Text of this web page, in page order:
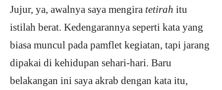
Jujur, ya, awalnya saya mengira tetirah itu
istilah berat. Kedengarannya seperti kata yang
biasa muncul pada pamflet kegiatan, tapi jarang
dipakai di kehidupan sehari-hari. Baru
belakangan ini saya akrab dengan kata itu,